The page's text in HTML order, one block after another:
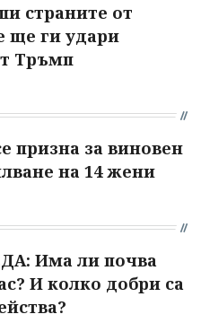
страните от
ще ги удари
Тръмп
призна за виновен
на 14 жени
Има ли почва
И колко добри са